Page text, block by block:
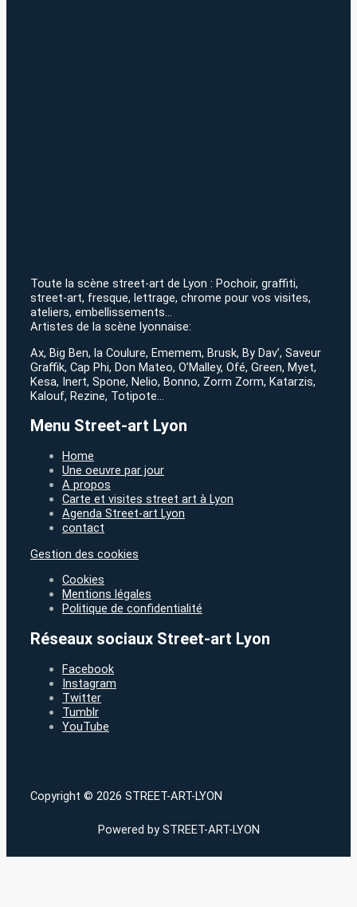
Toute la scène street-art de Lyon : Pochoir, graffiti,
street-art, fresque, lettrage, chrome pour vos visites,
ateliers, embellissements…
Artistes de la scène lyonnaise:
Ax, Big Ben, la Coulure, Ememem, Brusk, By Dav’, Saveur
Graffik, Cap Phi, Don Mateo, O’Malley, Ofé, Green, Myet,
Kesa, Inert, Spone, Nelio, Bonno, Zorm Zorm, Katarzis,
Kalouf, Rezine, Totipote…
Menu Street-art Lyon
Home
Une oeuvre par jour
A propos
Carte et visites street art à Lyon
Agenda Street-art Lyon
contact
Gestion des cookies
Cookies
Mentions légales
Politique de confidentialité
Réseaux sociaux Street-art Lyon
Facebook
Instagram
Twitter
Tumblr
YouTube
Copyright © 2026 STREET-ART-LYON
Powered by STREET-ART-LYON